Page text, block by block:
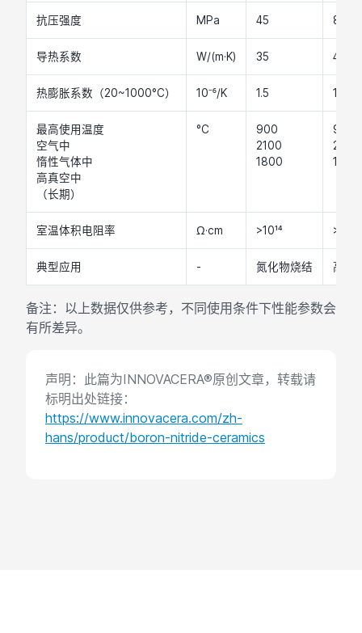
抗压强度 MPa 45 85
导热系数 W/(m·K) 35 40
热膨胀系数（20~1000°C） 10⁻⁶/K 1.5 1.8
最高使用温度
空气中
惰性气体中
高真空中
（长期）
°C
900
2100
1800
900
2100
1800
室温体积电阻率 Ω·cm >10¹⁴ >10¹⁴
典型应用 - 氮化物烧结 高温
备注：以上数据仅供参考，不同使用条件下性能参数会
有所差异。
声明：此篇为INNOVACERA®原创文章，转载请
标明出处链接：
https://www.innovacera.com/zh-
hans/product/boron-nitride-ceramics